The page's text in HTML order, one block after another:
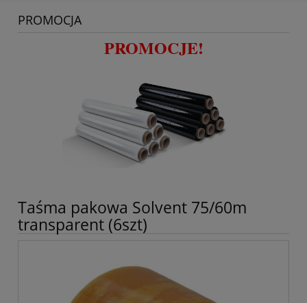
PROMOCJA
PROMOCJE!
Taśma pakowa Solvent 75/60m
transparent (6szt)